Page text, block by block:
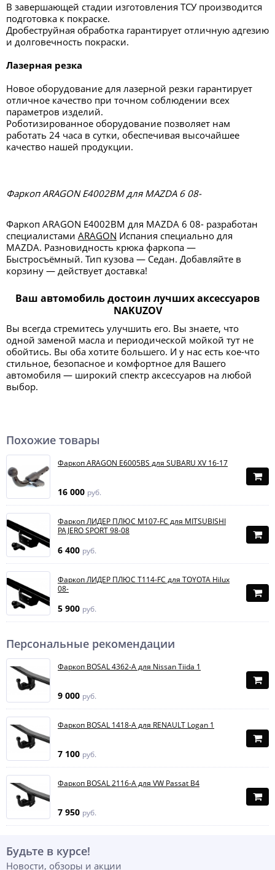
В завершающей стадии изготовления ТСУ производится
подготовка к покраске.
Дробеструйная обработка гарантирует отличную адгезию
и долговечность покраски.
Лазерная резка
Новое оборудование для лазерной резки гарантирует
отличное качество при точном соблюдении всех
параметров изделий.
Роботизированное оборудование позволяет нам
работать 24 часа в сутки, обеспечивая высочайшее
качество нашей продукции.
Фаркоп ARAGON E4002BM для MAZDA 6 08-
Фаркоп ARAGON E4002BM для MAZDA 6 08- разработан
специалистами ARAGON Испания специально для
MAZDA. Разновидность крюка фаркопа —
Быстросъёмный. Тип кузова — Седан. Добавляйте в
корзину — действует доставка!
Ваш автомобиль достоин лучших аксессуаров
NAKUZOV
Вы всегда стремитесь улучшить его. Вы знаете, что
одной заменой масла и периодической мойкой тут не
обойтись. Вы оба хотите большего. И у нас есть кое-что
стильное, безопасное и комфортное для Вашего
автомобиля — широкий спектр аксессуаров на любой
выбор.
Похожие товары
Фаркоп ARAGON E6005BS для SUBARU XV 16-17
16 000 руб.
Фаркоп ЛИДЕР ПЛЮС M107-FC для MITSUBISHI
PAJERO SPORT 98-08
6 400 руб.
Фаркоп ЛИДЕР ПЛЮС T114-FC для TOYOTA Hilux
08-
5 900 руб.
Персональные рекомендации
Фаркоп BOSAL 4362-A для Nissan Tiida 1
9 000 руб.
Фаркоп BOSAL 1418-A для RENAULT Logan 1
7 100 руб.
Фаркоп BOSAL 2116-A для VW Passat B4
7 950 руб.
Будьте в курсе!
Новости, обзоры и акции